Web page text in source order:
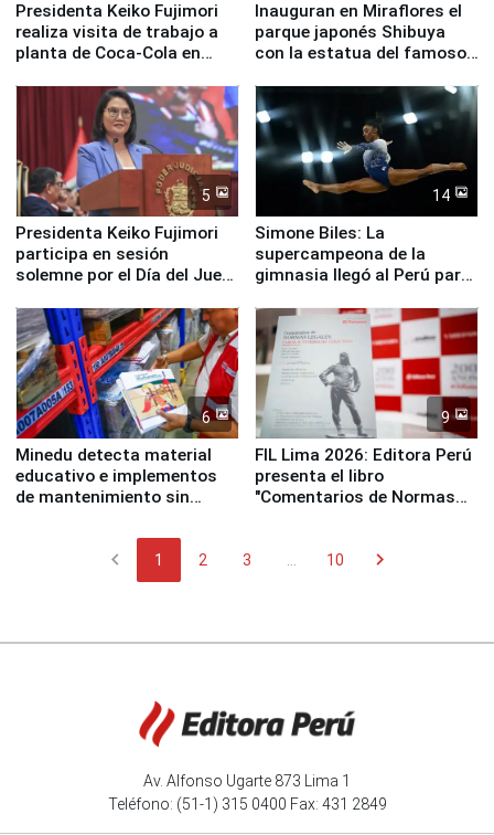
Presidenta Keiko Fujimori
realiza visita de trabajo a
planta de Coca-Cola en
Inauguran en Miraflores el
parque japonés Shibuya
con la estatua del famoso
5
Presidenta Keiko Fujimori
participa en sesión
solemne por el Día del Juez
14
Simone Biles: La
supercampeona de la
gimnasia llegó al Perú para
Panamericanos Lima 2027
6
Minedu detecta material
educativo e implementos
de mantenimiento sin
9
FIL Lima 2026: Editora Perú
presenta el libro
"Comentarios de Normas
chevron_left 1 2 3 10 chevron_right
Av. Alfonso Ugarte 873 Lima 1
Teléfono: (51-1) 315 0400 Fax: 431 2849